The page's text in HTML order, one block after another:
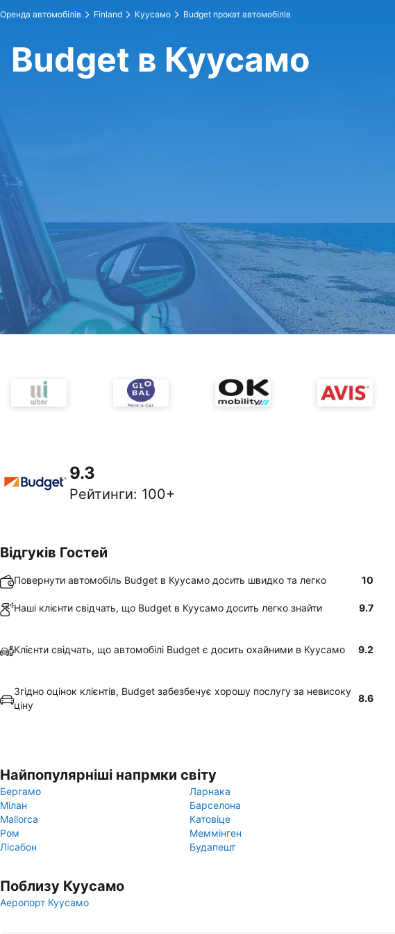
Оренда автомобілів Finland Куусамо Budget прокат автомобілів
Budget в Куусамо
9.3
Рейтинги: 100+
Відгуків Гостей
Повернути автомобіль Budget в Куусамо досить швидко та легко 10
Наші клієнти свідчать, що Budget в Куусамо досить легко знайти 9.7
Клієнти свідчать, що автомобілі Budget є досить охайними в Куусамо 9.2
Згідно оцінок клієнтів, Budget забезбечує хорошу послугу за невисоку
ціну
8.6
Найпопулярніші напрмки світу
Бергамо
Ларнака
Мілан
Барселона
Mallorca
Катовіце
Ром
Меммінген
Лісабон
Будапешт
Поблизу Куусамо
Аеропорт Куусамо